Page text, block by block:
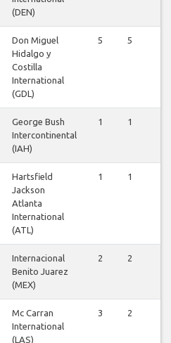
(DEN)
Don Miguel
Hidalgo y
Costilla
International
(GDL)
5 5
George Bush
Intercontinental
(IAH)
1 1
Hartsfield
Jackson
Atlanta
International
(ATL)
1 1
Internacional
Benito Juarez
(MEX)
2 2
Mc Carran
International
(LAS)
3 2